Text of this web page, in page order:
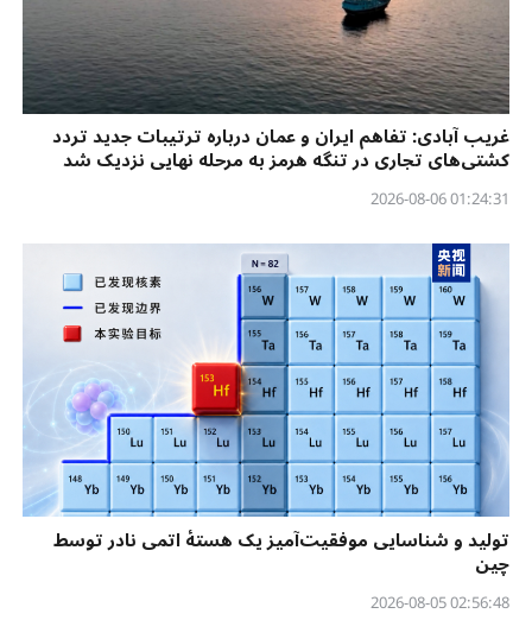
غریب آبادی: تفاهم ایران و عمان درباره ترتیبات جدید تردد
کشتی‌های تجاری در تنگه هرمز به مرحله نهایی نزدیک شد
01:24:31 2026-08-06
تولید و شناسایی موفقیت‌آمیز یک هستهٔ اتمی نادر توسط
چین
02:56:48 2026-08-05